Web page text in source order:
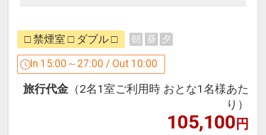
・製氷機をご利用いただけます
・電子レンジをご利用いただけます
■7階
・コインランドリー2台
＜料金＞洗濯機:300円／30分 乾燥機:100
■アパルームシアター見放題
・洋画、邦画、その他話題の番組を200
タイトル以上配信
・豊富なコンテンツから観たいタイトル
を選択可
□ 禁煙室 □ ダブル □ 朝 昼 夕
In 15:00～27:00 / Out 10:00
旅行代金 （2名1室ご利用時 おとな1名様あた
り）
105,100円